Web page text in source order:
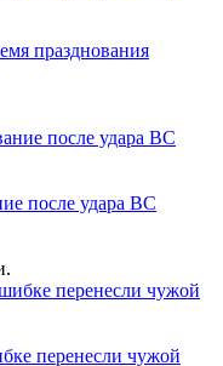
празднования
после удара ВС
перенесли чужой